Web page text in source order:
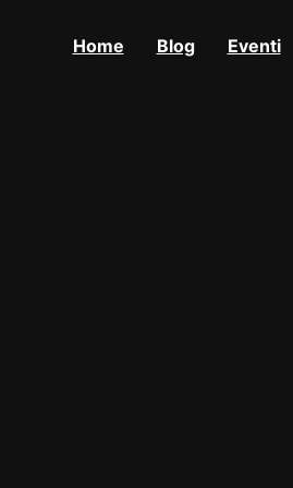
Home Blog Eventi